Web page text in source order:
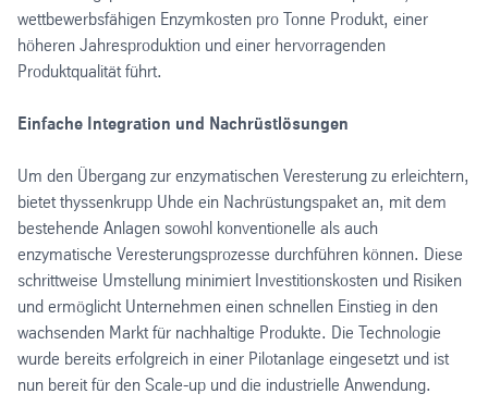
wettbewerbsfähigen Enzymkosten pro Tonne Produkt, einer
höheren Jahresproduktion und einer hervorragenden
Produktqualität führt.
Einfache Integration und Nachrüstlösungen
Um den Übergang zur enzymatischen Veresterung zu erleichtern,
bietet thyssenkrupp Uhde ein Nachrüstungspaket an, mit dem
bestehende Anlagen sowohl konventionelle als auch
enzymatische Veresterungsprozesse durchführen können. Diese
schrittweise Umstellung minimiert Investitionskosten und Risiken
und ermöglicht Unternehmen einen schnellen Einstieg in den
wachsenden Markt für nachhaltige Produkte. Die Technologie
wurde bereits erfolgreich in einer Pilotanlage eingesetzt und ist
nun bereit für den Scale-up und die industrielle Anwendung.